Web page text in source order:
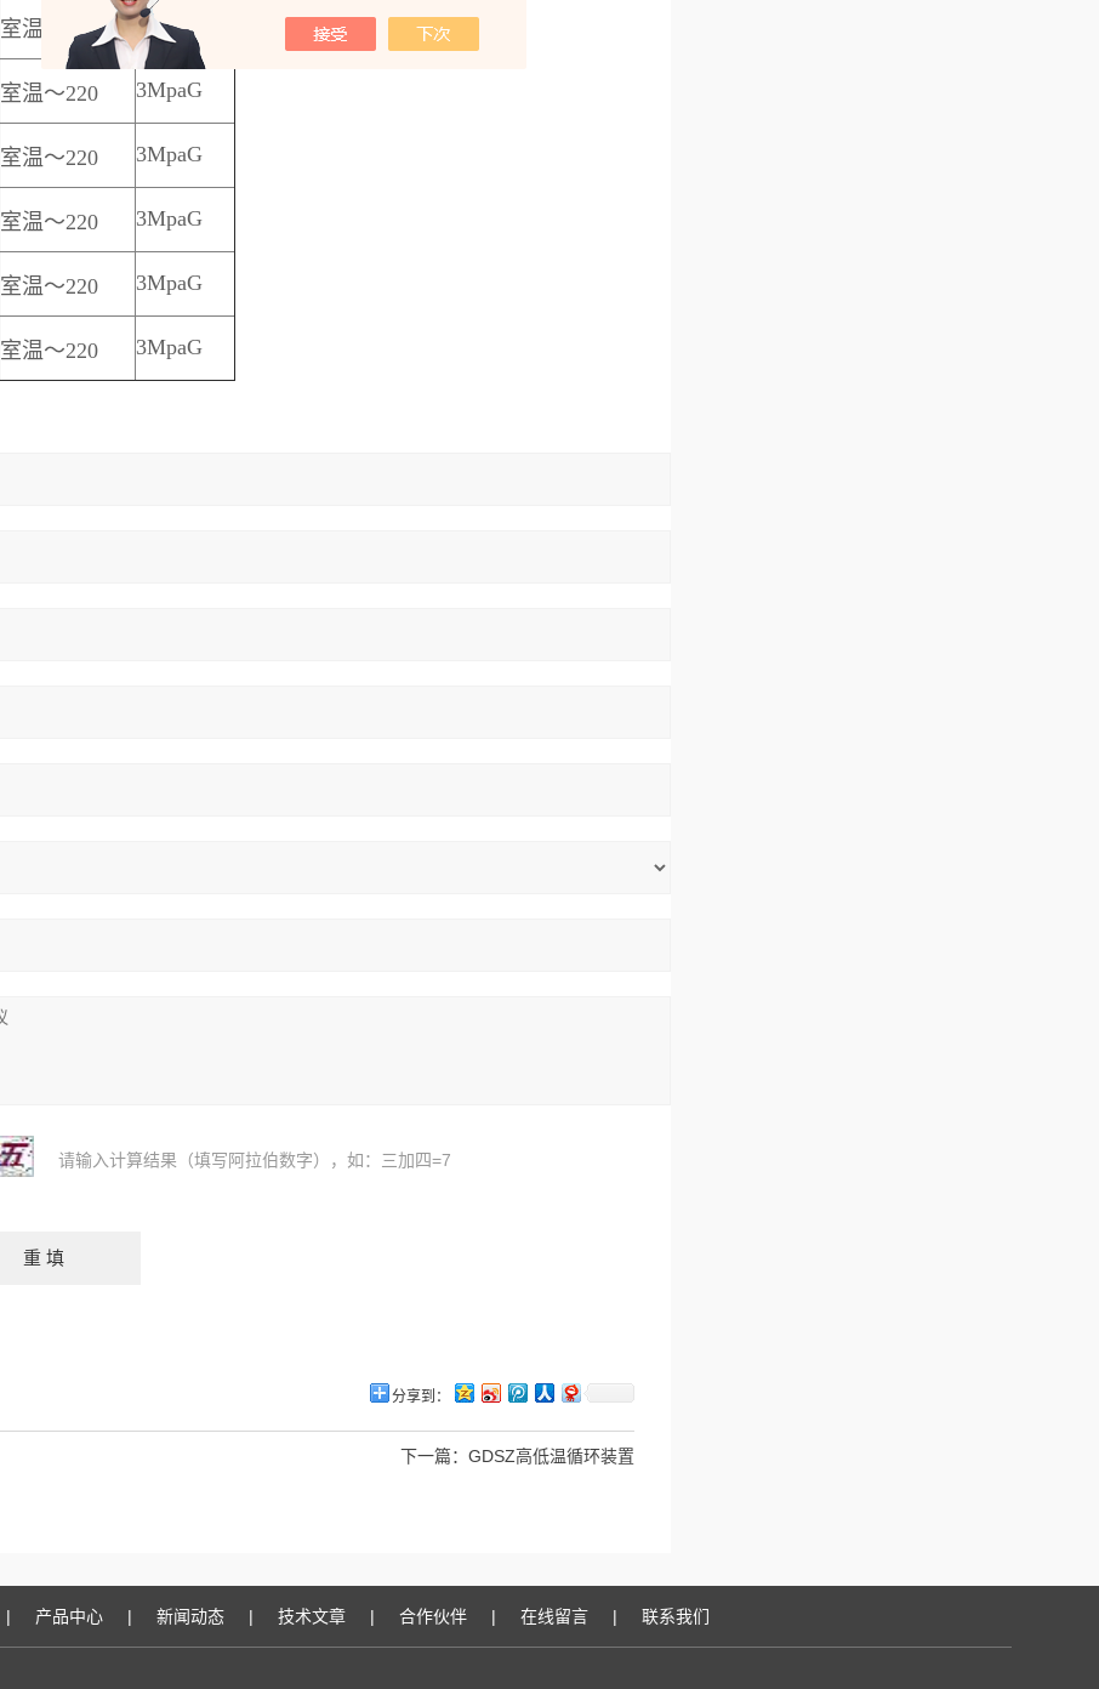
室温～220 3MpaG
室温～220 3MpaG
室温～220 3MpaG
室温～220 3MpaG
室温～220 3MpaG
室温～220 3MpaG
请输入计算结果（填写阿拉伯数字），如：三加四=7
分享到：
下一篇： GDSZ高低温循环装置
| 产品中心 | 新闻动态 | 技术文章 | 合作伙伴 | 在线留言 | 联系我们